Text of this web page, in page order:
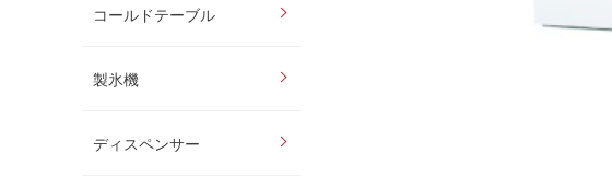
コールドテーブル
製氷機
ディスペンサー